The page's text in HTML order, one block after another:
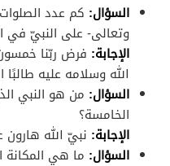
السؤال: كم عدد
وتعالى- على النبيّ في
الإجابة: فرض ربّنا
الله وسلامه عليه طالبًا
السؤال: من هو النبي
الخامسة؟
الإجابة: نبيّ الله هارون
السؤال: ما هي المكانة